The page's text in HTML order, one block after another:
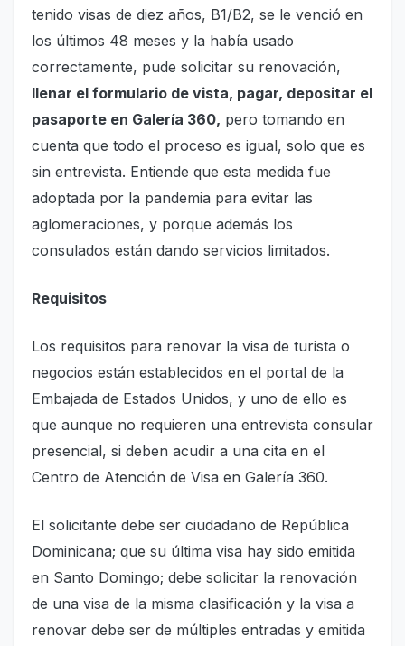
tenido visas de diez años, B1/B2, se le venció en
los últimos 48 meses y la había usado
correctamente, pude solicitar su renovación,
llenar el formulario de vista, pagar, depositar el
pasaporte en Galería 360, pero tomando en
cuenta que todo el proceso es igual, solo que es
sin entrevista. Entiende que esta medida fue
adoptada por la pandemia para evitar las
aglomeraciones, y porque además los
consulados están dando servicios limitados.
Requisitos
Los requisitos para renovar la visa de turista o
negocios están establecidos en el portal de la
Embajada de Estados Unidos, y uno de ello es
que aunque no requieren una entrevista consular
presencial, si deben acudir a una cita en el
Centro de Atención de Visa en Galería 360.
El solicitante debe ser ciudadano de República
Dominicana; que su última visa hay sido emitida
en Santo Domingo; debe solicitar la renovación
de una visa de la misma clasificación y la visa a
renovar debe ser de múltiples entradas y emitida